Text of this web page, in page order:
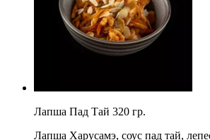
Лапша Пад Тай 320 гр.
Лапша Харусамэ, соус пад тай,